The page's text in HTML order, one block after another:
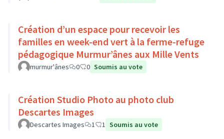
Création d’un espace pour recevoir les
familles en week-end vert à la ferme-refuge
pédagogique Murmur’ânes aux Mille Vents
murmur'ânes 0 0 Soumis au vote
Création Studio Photo au photo club
Descartes Images
Descartes Images 1 1 Soumis au vote